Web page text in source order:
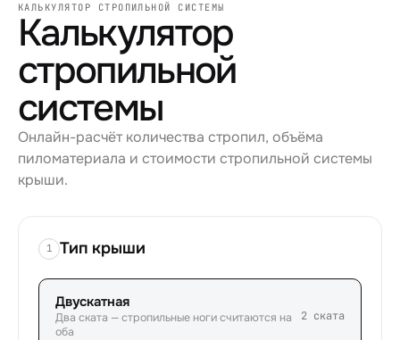
КАЛЬКУЛЯТОР СТРОПИЛЬНОЙ СИСТЕМЫ
Калькулятор
стропильной
системы
Онлайн-расчёт количества стропил, объёма
пиломатериала и стоимости стропильной системы
крыши.
1 Тип крыши
Двускатная
Два ската — стропильные ноги считаются на
оба
2 ската